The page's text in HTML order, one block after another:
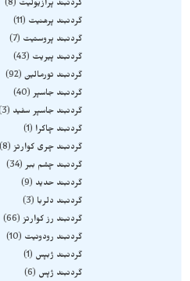
گردنبند پرازیولیت
8
گردنبند پرهنیت
11
گردنبند پروستیت
7
گردنبند پیریت
43
گردنبند تورمالین 92
گردنبند جاسپر 40
گردنبند جاسپر سفید
3
گردنبند چاکرا
1
گردنبند چری کوارتز 8
گردنبند چشم ببر 34
گردنبند حدید
9
گردنبند دلربا
3
گردنبند رز کوارتز 66
گردنبند رودونیت
10
گردنبند ژبپس
1
گردنبند ژپس
6